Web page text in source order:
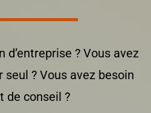
d’entreprise ? Vous avez
seul ? Vous avez besoin
de conseil ?